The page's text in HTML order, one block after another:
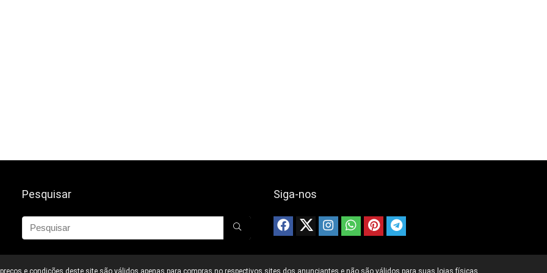
Pesquisar Siga-nos
e condições deste site são válidos apenas para compras no respectivos sites dos anunciantes e não são válidos para suas lojas físicas.